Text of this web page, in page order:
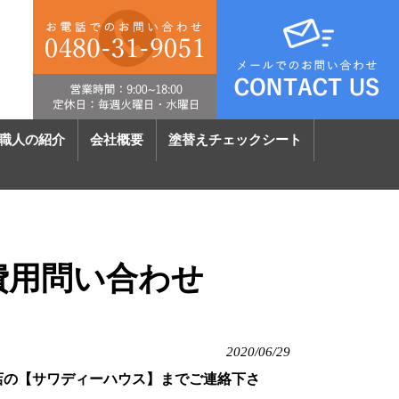
人の紹介 会社概要 塗替えチェックシート
問い合わせ
2020/06/29
【サワディーハウス】までご連絡下さ